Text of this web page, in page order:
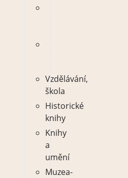
Vzdělávání,
škola
Historické
knihy
Knihy
a
umění
Muzea-